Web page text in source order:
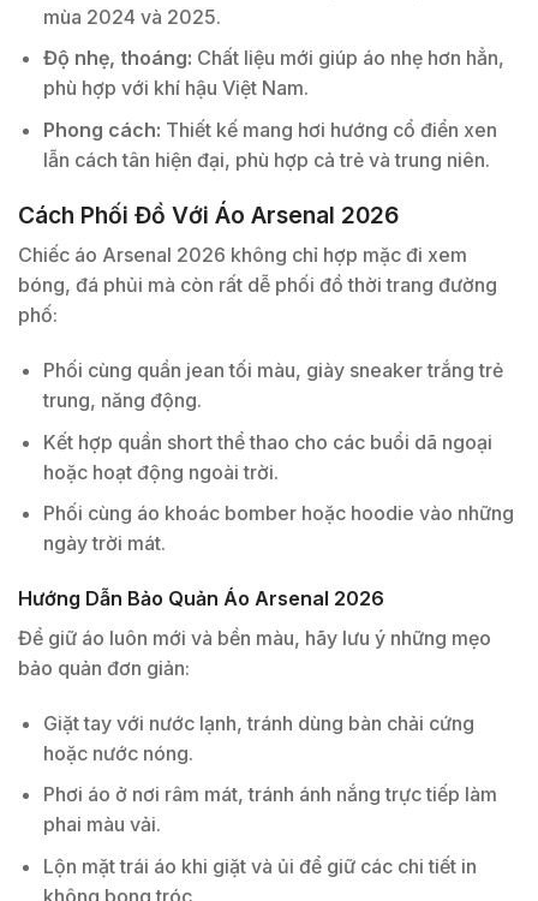
mùa 2024 và 2025.
Độ nhẹ, thoáng: Chất liệu mới giúp áo nhẹ hơn hẳn,
phù hợp với khí hậu Việt Nam.
Phong cách: Thiết kế mang hơi hướng cổ điển xen
lẫn cách tân hiện đại, phù hợp cả trẻ và trung niên.
Cách Phối Đồ Với Áo Arsenal 2026
Chiếc áo Arsenal 2026 không chỉ hợp mặc đi xem
bóng, đá phủi mà còn rất dễ phối đồ thời trang đường
phố:
Phối cùng quần jean tối màu, giày sneaker trắng trẻ
trung, năng động.
Kết hợp quần short thể thao cho các buổi dã ngoại
hoặc hoạt động ngoài trời.
Phối cùng áo khoác bomber hoặc hoodie vào những
ngày trời mát.
Hướng Dẫn Bảo Quản Áo Arsenal 2026
Để giữ áo luôn mới và bền màu, hãy lưu ý những mẹo
bảo quản đơn giản:
Giặt tay với nước lạnh, tránh dùng bàn chải cứng
hoặc nước nóng.
Phơi áo ở nơi râm mát, tránh ánh nắng trực tiếp làm
phai màu vải.
Lộn mặt trái áo khi giặt và ủi để giữ các chi tiết in
không bong tróc.